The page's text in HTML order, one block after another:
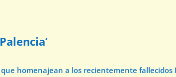
homenajean a los recientemente fallecidos